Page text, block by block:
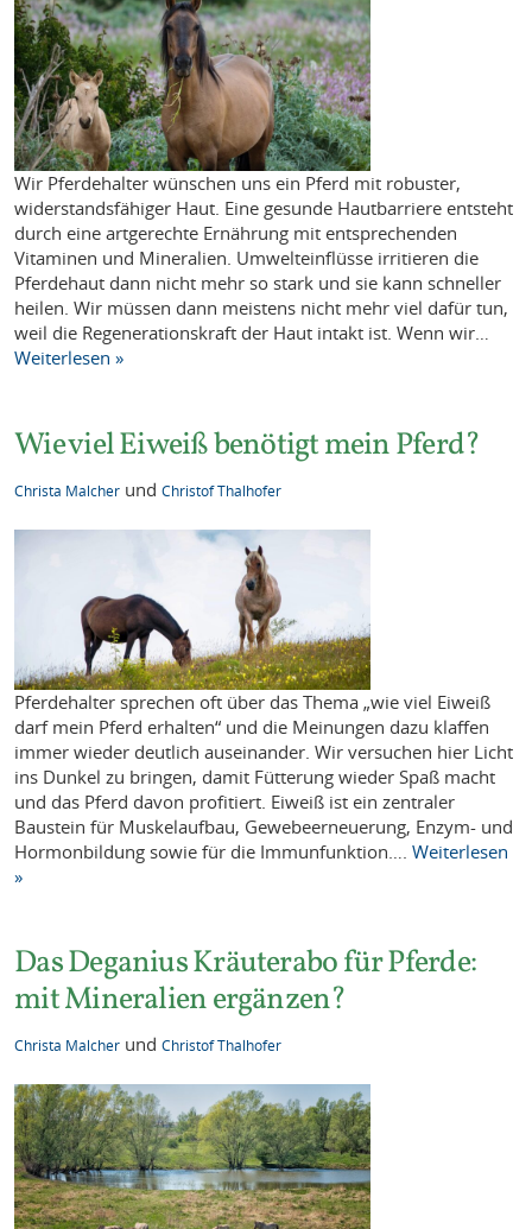
Wir Pferdehalter wünschen uns ein Pferd mit robuster,
widerstandsfähiger Haut. Eine gesunde Hautbarriere entsteht
durch eine artgerechte Ernährung mit entsprechenden
Vitaminen und Mineralien. Umwelteinflüsse irritieren die
Pferdehaut dann nicht mehr so stark und sie kann schneller
heilen. Wir müssen dann meistens nicht mehr viel dafür tun,
weil die Regenerationskraft der Haut intakt ist. Wenn wir…
Weiterlesen »
Wie viel Eiweiß benötigt mein Pferd?
Christa Malcher undChristof Thalhofer
Pferdehalter sprechen oft über das Thema „wie viel Eiweiß
darf mein Pferd erhalten“ und die Meinungen dazu klaffen
immer wieder deutlich auseinander. Wir versuchen hier Licht
ins Dunkel zu bringen, damit Fütterung wieder Spaß macht
und das Pferd davon profitiert. Eiweiß ist ein zentraler
Baustein für Muskelaufbau, Gewebeerneuerung, Enzym- und
Hormonbildung sowie für die Immunfunktion….Weiterlesen
»
Das Deganius Kräuterabo für Pferde:
mit Mineralien ergänzen?
Christa Malcher undChristof Thalhofer